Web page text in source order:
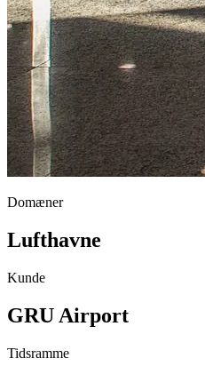
Domæner
Lufthavne
Kunde
GRU Airport
Tidsramme